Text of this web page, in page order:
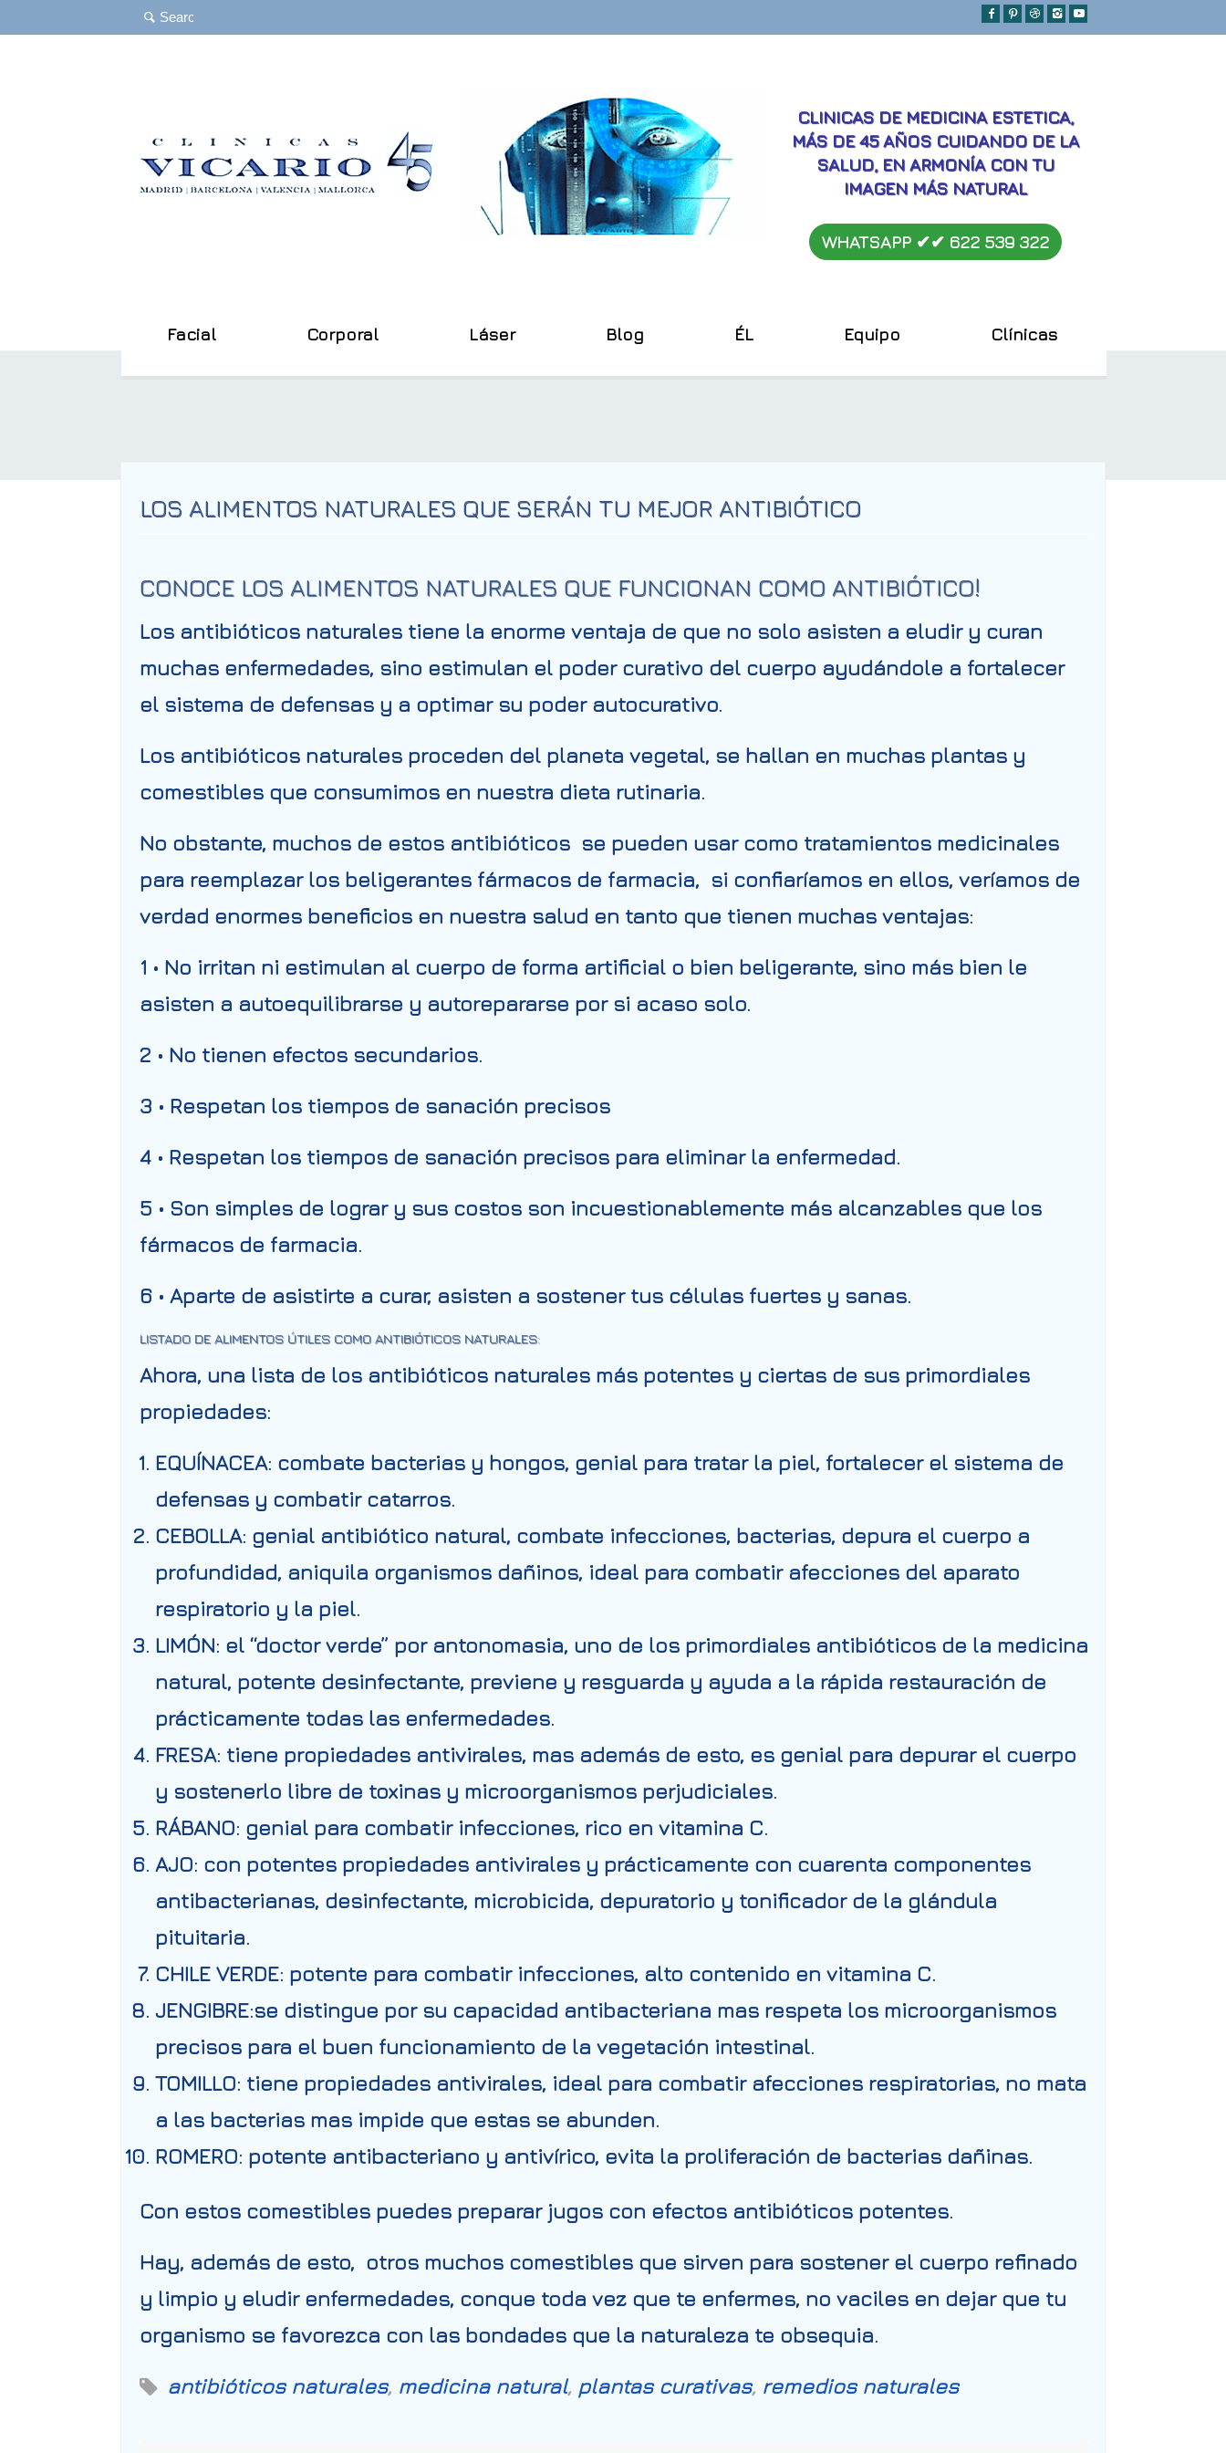
CLINICAS DE MEDICINA ESTETICA,
MÁS DE 45 AÑOS CUIDANDO DE LA
SALUD, EN ARMONÍA CON TU
IMAGEN MÁS NATURAL
WHATSAPP ✔︎✔︎ 622 539 322
Facial Corporal Láser Blog ÉL Equipo Clínicas
LOS ALIMENTOS NATURALES QUE SERÁN TU MEJOR ANTIBIÓTICO
CONOCE LOS ALIMENTOS NATURALES QUE FUNCIONAN COMO ANTIBIÓTICO!
Los antibióticos naturales tiene la enorme ventaja de que no solo asisten a eludir y curan
muchas enfermedades, sino estimulan el poder curativo del cuerpo ayudándole a fortalecer
el sistema de defensas y a optimar su poder autocurativo.
Los antibióticos naturales proceden del planeta vegetal, se hallan en muchas plantas y
comestibles que consumimos en nuestra dieta rutinaria.
No obstante, muchos de estos antibióticos se pueden usar como tratamientos medicinales
para reemplazar los beligerantes fármacos de farmacia, si confiaríamos en ellos, veríamos de
verdad enormes beneficios en nuestra salud en tanto que tienen muchas ventajas:
1 • No irritan ni estimulan al cuerpo de forma artificial o bien beligerante, sino más bien le
asisten a autoequilibrarse y autorepararse por si acaso solo.
2 • No tienen efectos secundarios.
3 • Respetan los tiempos de sanación precisos
4 • Respetan los tiempos de sanación precisos para eliminar la enfermedad.
5 • Son simples de lograr y sus costos son incuestionablemente más alcanzables que los
fármacos de farmacia.
6 • Aparte de asistirte a curar, asisten a sostener tus células fuertes y sanas.
LISTADO DE ALIMENTOS ÚTILES COMO ANTIBIÓTICOS NATURALES:
Ahora, una lista de los antibióticos naturales más potentes y ciertas de sus primordiales
propiedades:
EQUÍNACEA: combate bacterias y hongos, genial para tratar la piel, fortalecer el sistema de
defensas y combatir catarros.
CEBOLLA: genial antibiótico natural, combate infecciones, bacterias, depura el cuerpo a
profundidad, aniquila organismos dañinos, ideal para combatir afecciones del aparato
respiratorio y la piel.
LIMÓN: el “doctor verde” por antonomasia, uno de los primordiales antibióticos de la medicina
natural, potente desinfectante, previene y resguarda y ayuda a la rápida restauración de
prácticamente todas las enfermedades.
FRESA: tiene propiedades antivirales, mas además de esto, es genial para depurar el cuerpo
y sostenerlo libre de toxinas y microorganismos perjudiciales.
RÁBANO: genial para combatir infecciones, rico en vitamina C.
AJO: con potentes propiedades antivirales y prácticamente con cuarenta componentes
antibacterianas, desinfectante, microbicida, depuratorio y tonificador de la glándula
pituitaria.
CHILE VERDE: potente para combatir infecciones, alto contenido en vitamina C.
JENGIBRE:se distingue por su capacidad antibacteriana mas respeta los microorganismos
precisos para el buen funcionamiento de la vegetación intestinal.
TOMILLO: tiene propiedades antivirales, ideal para combatir afecciones respiratorias, no mata
a las bacterias mas impide que estas se abunden.
ROMERO: potente antibacteriano y antivírico, evita la proliferación de bacterias dañinas.
Con estos comestibles puedes preparar jugos con efectos antibióticos potentes.
Hay, además de esto, otros muchos comestibles que sirven para sostener el cuerpo refinado
y limpio y eludir enfermedades, conque toda vez que te enfermes, no vaciles en dejar que tu
organismo se favorezca con las bondades que la naturaleza te obsequia.
antibióticos naturales, medicina natural, plantas curativas, remedios naturales